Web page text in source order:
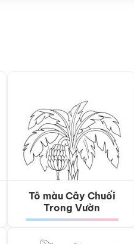
Tô màu Cây Chuối
Trong Vườn